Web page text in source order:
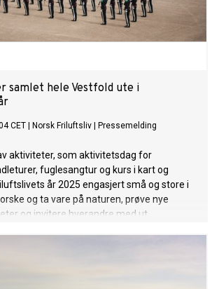
samlet hele Vestfold ute i
CET Norsk Friluftsliv Pressemelding
aktiviteter, som aktivitetsdag for
fuglesangtur og kurs i kart og
år 2025 engasjert små og store i
og ta vare på naturen, prøve nye
og invitere hverandre med ut.